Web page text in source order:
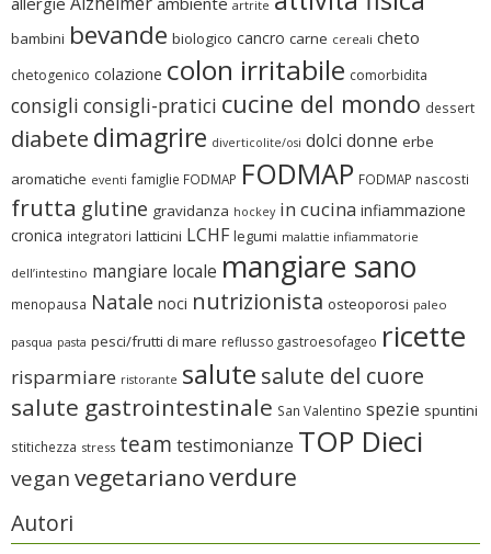
artrite
bambini bevande biologico cancro carne cereali cheto
chetogenico colazione colon irritabile comorbidita
consigli consigli-pratici cucine del mondo dessert
diabete dimagrire diverticolite/osi dolci donne erbe
aromatiche eventi famiglie FODMAP FODMAP FODMAP nascosti
frutta glutine gravidanza hockey in cucina infiammazione
cronica integratori latticini LCHF legumi malattie infiammatorie
dell’intestino mangiare locale mangiare sano
menopausa Natale noci nutrizionista osteoporosi paleo
pasqua pasta pesci/frutti di mare reflusso gastroesofageo ricette
risparmiare ristorante salute salute del cuore
salute gastrointestinale San Valentino spezie spuntini
stitichezza stress team testimonianze TOP Dieci
vegan vegetarianoverdure
Autori